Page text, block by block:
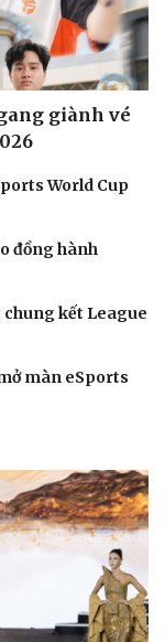
giành vé
World Cup
đồng hành
kết League
màn eSports